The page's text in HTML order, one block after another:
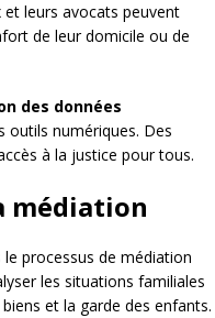
et leurs avocats peuvent
de leur domicile ou de
des données
outils numériques. Des
à la justice pour tous.
médiation
le processus de médiation
les situations familiales
et la garde des enfants.